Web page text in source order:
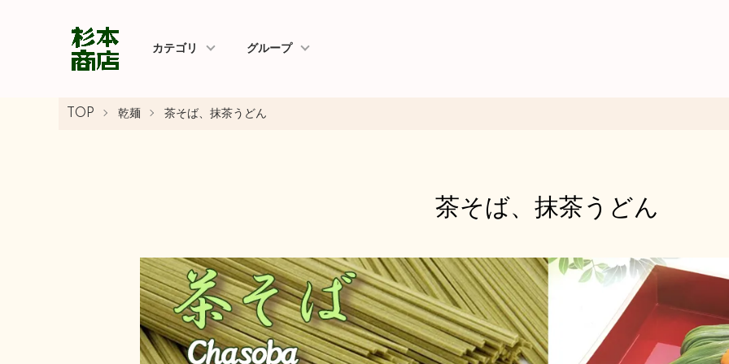
カテゴリ グループ
TOP 乾麺 茶そば、抹茶うどん
茶そば、抹茶うどん